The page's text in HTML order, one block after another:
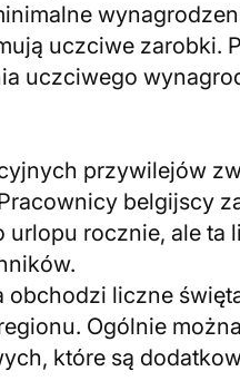
uczciwe zarobki.
uczciwego
przywilejów
belgijscy
urlopu rocznie, ale ta
obchodzi liczne
Ogólnie
które są